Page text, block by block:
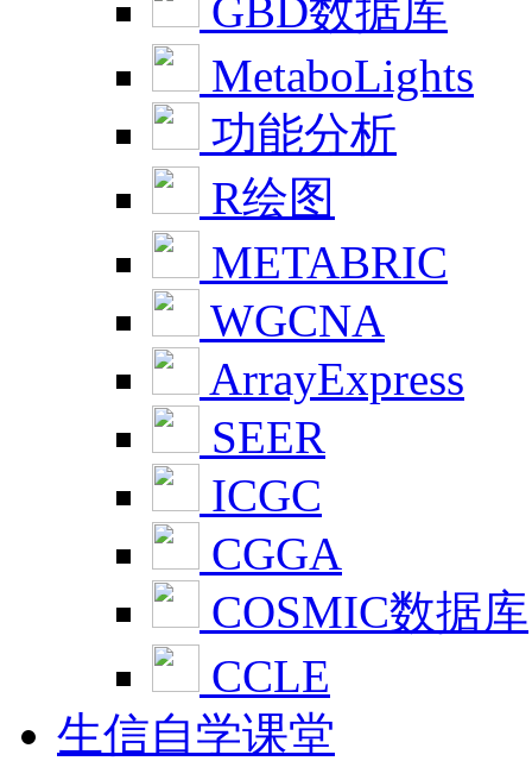
GBD数据库
MetaboLights
功能分析
R绘图
METABRIC
WGCNA
ArrayExpress
SEER
ICGC
CGGA
COSMIC数据库
CCLE
生信自学课堂